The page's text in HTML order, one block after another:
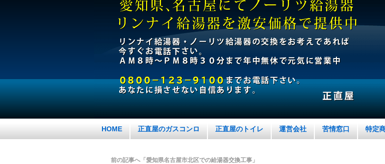
HOME 正直屋のガスコンロ 正直屋のトイレ 運営会社 苦情窓口 特定
前の記事へ「愛知県名古屋市北区での給湯器交換工事」